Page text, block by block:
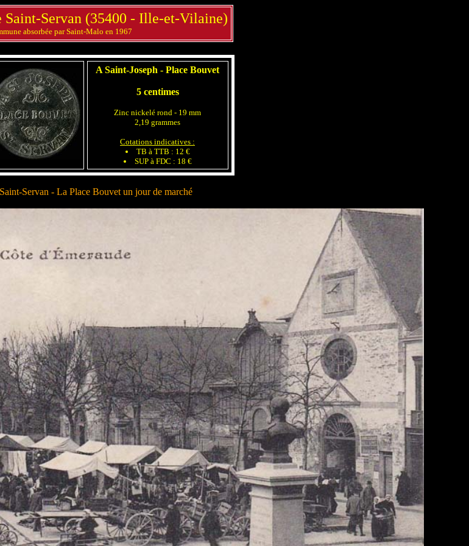
Saint-Servan (35400 - Ille-et-Vilaine)
absorbée par Saint-Malo en 1967
A Saint-Joseph - Place Bouvet
5 centimes
Zinc nickelé rond - 19 mm
2,19 grammes
Cotations indicatives :
TB à TTB : 12 €
SUP à FDC : 18 €
Servan - La Place Bouvet un jour de marché